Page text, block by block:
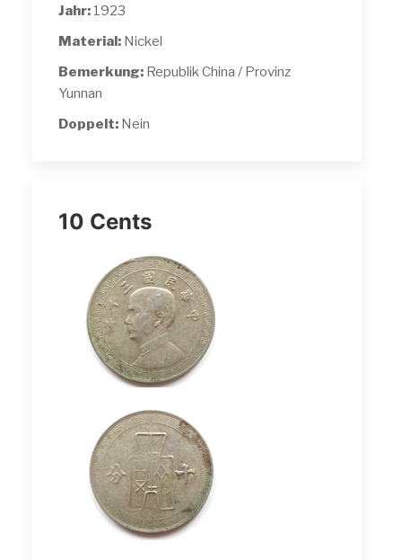
Jahr: 1923
Material: Nickel
Bemerkung: Republik China / Provinz
Yunnan
Doppelt: Nein
10 Cents